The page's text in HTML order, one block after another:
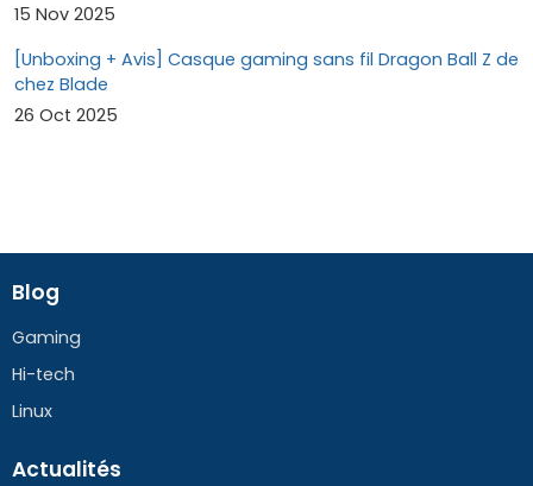
15 Nov 2025
[Unboxing + Avis] Casque gaming sans fil Dragon Ball Z de
chez Blade
26 Oct 2025
Blog
Gaming
Hi-tech
Linux
Actualités